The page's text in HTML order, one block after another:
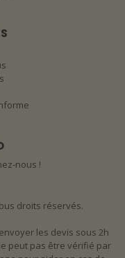
nous !
droits réservés.
les devis sous 2h
peut pas être vérifié par